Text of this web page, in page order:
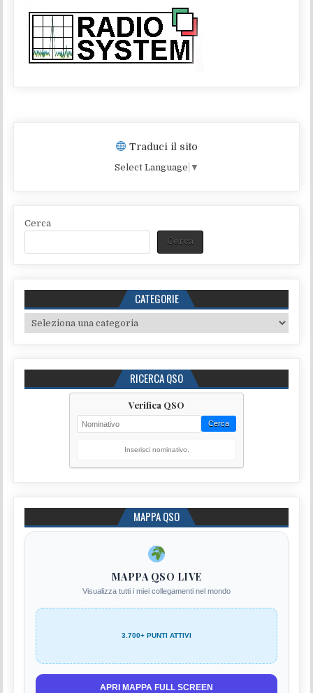
Traduci il sito
Select Language ▼
Cerca
Cerca
CATEGORIE
Categorie
RICERCA QSO
Verifica QSO
Cerca
Inserisci nominativo.
MAPPA QSO
MAPPA QSO LIVE
Visualizza tutti i miei collegamenti nel mondo
3.700+ PUNTI ATTIVI
APRI MAPPA FULL SCREEN